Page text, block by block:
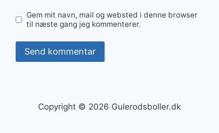
Gem mit navn, mail og websted i denne browser
til næste gang jeg kommenterer.
Copyright © 2026 Gulerodsboller.dk